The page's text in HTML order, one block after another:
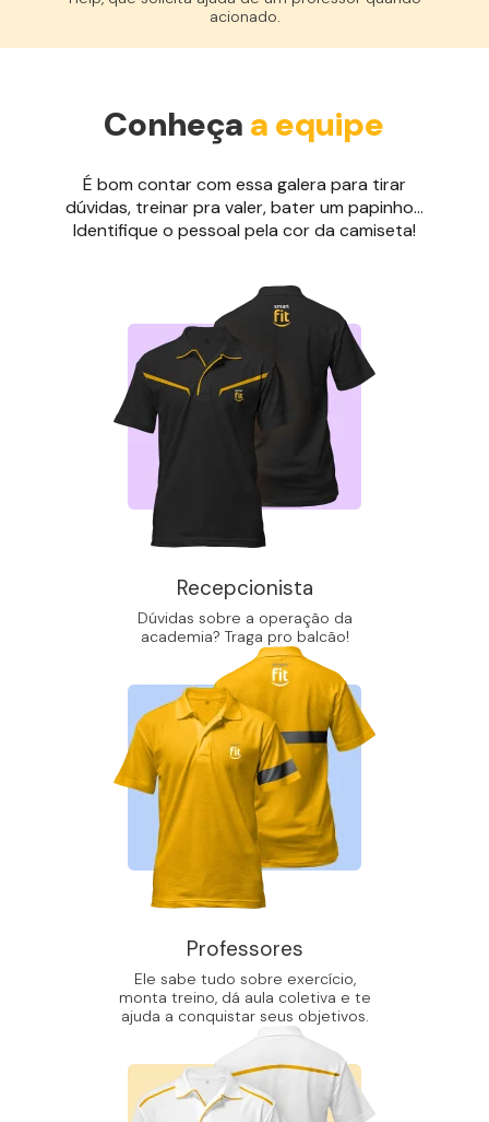
acionado.
Conheça a equipe
É bom contar com essa galera para tirar
dúvidas, treinar pra valer, bater um papinho...
Identifique o pessoal pela cor da camiseta!
Recepcionista
Dúvidas sobre a operação da
academia? Traga pro balcão!
Professores
Ele sabe tudo sobre exercício,
monta treino, dá aula coletiva e te
ajuda a conquistar seus objetivos.